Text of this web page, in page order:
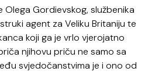
Gordievskog, službenika
agent za Veliku Britaniju te
koji ga je vrlo vjerojatno
njihovu priču ne samo sa
svjedočanstvima je i ono od